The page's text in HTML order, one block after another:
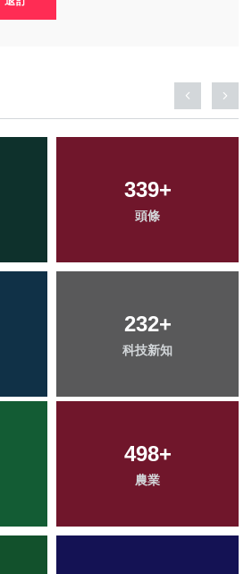
339+
頭條
232+
科技新知
498+
農業